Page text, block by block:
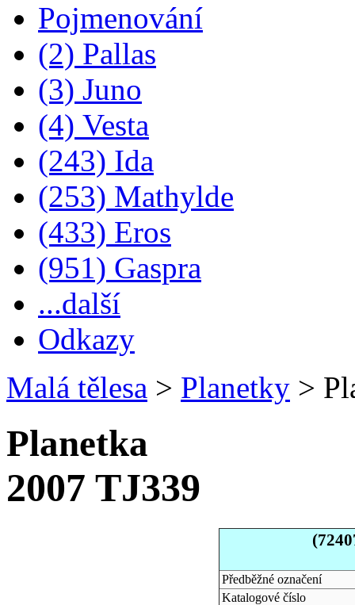
Pojmenování
(2) Pallas
(3) Juno
(4) Vesta
(243) Ida
(253) Mathylde
(433) Eros
(951) Gaspra
...další
Odkazy
Malá tělesa > Planetky >
Planetka
2007 TJ339
Předběžné označení
Katalogové číslo